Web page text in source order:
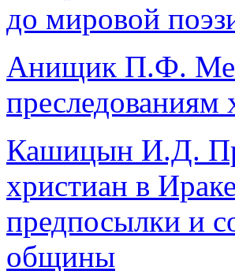
до мировой
Анищик П.Ф.
Кашицын И.Д.
христиан в
предпосылки и
общины